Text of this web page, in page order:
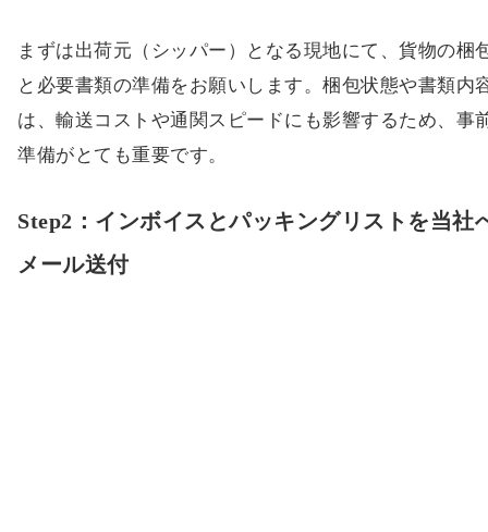
まずは出荷元（シッパー）となる現地にて、貨物の梱
と必要書類の準備をお願いします。梱包状態や書類内
は、輸送コストや通関スピードにも影響するため、事
準備がとても重要です。
Step2：インボイスとパッキングリストを当社
メール送付